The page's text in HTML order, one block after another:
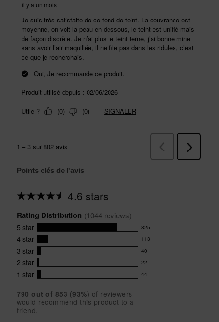
Points clés de l'avis
4.6 stars
Average
for
this
product:
4.6
out
of
5
stars
Rating Distribution (1044 reviews)
5 star 825
825
reviews
with
5
star
rating.
4 star 113
113
reviews
with
4
rating.
3 star 40
40
reviews
with
star
rating.
2 star 22
22
reviews
2
star
rating.
1 star 44
44
with
1
790 out of 853 (93%) of reviewers
would recommend this product to a
friend.